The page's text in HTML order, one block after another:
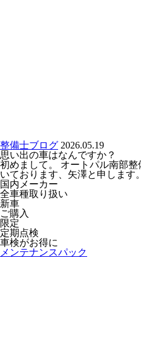
整備士ブログ 2026.05.19
思い出の車はなんですか？
初めまして。 オートパル南部
いております、矢澤と申しま
国内メーカー
全車種取り扱い
新車
ご購入
限定
定期点検
車検がお得に
メンテナンスパック